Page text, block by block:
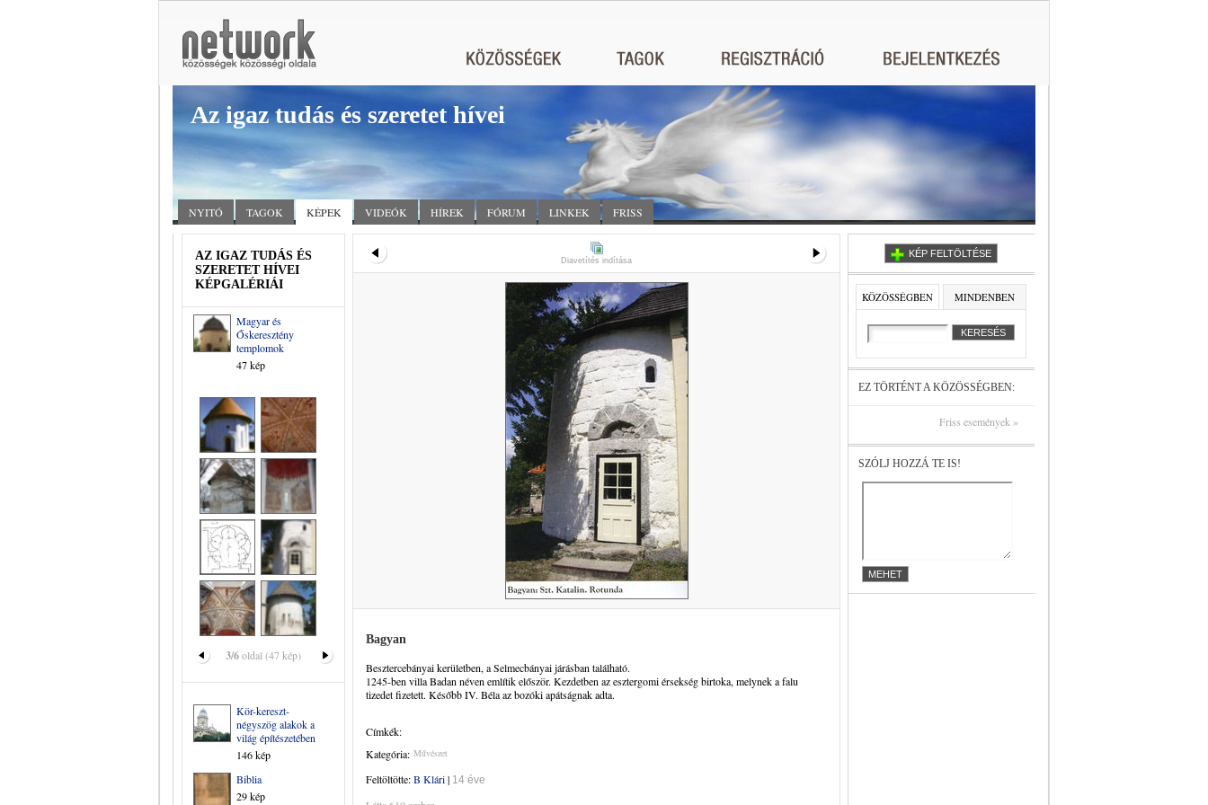
Az igaz tudás és szeretet hívei
NYITÓ TAGOK KÉPEK VIDEÓK HÍREK FÓRUM LINKEK FRISS
AZ IGAZ TUDÁS ÉS
SZERETET HÍVEI
KÉPGALÉRIÁI
Magyar és
Őskeresztény
templomok
47 kép
3/6oldal (47 kép)
Kör-kereszt-
négyszög alakok a
világ építészetében
146 kép
Biblia
29 kép
Diavetítés indítása
Bagyan
Besztercebányai kerületben, a Selmecbányai járásban található.
1245-ben villa Badan néven említik először. Kezdetben az esztergomi érsekség birtoka, melynek a falu
tizedet fizetett. Később IV. Béla az bozóki apátságnak adta.
Címkék:
Kategória: Művészet
Feltöltötte:B Klári| 14 éve
KÉP FELTÖLTÉSE
KÖZÖSSÉGBEN MINDENBEN
EZ TÖRTÉNT A KÖZÖSSÉGBEN:
Friss események »
SZÓLJ HOZZÁ TE IS!